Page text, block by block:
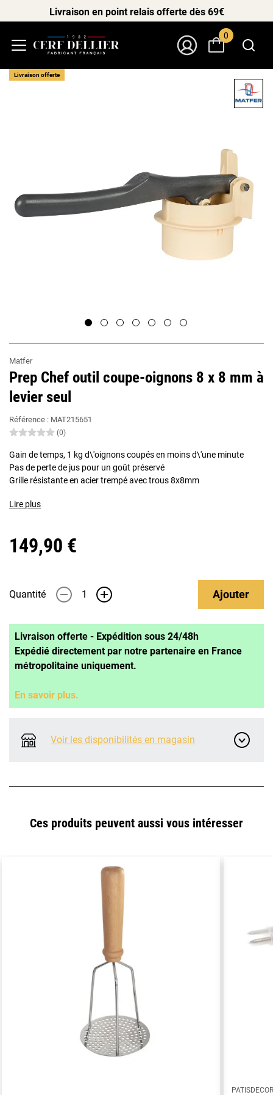
Livraison en point relais offerte dès 69€
0
Matfer
Prep Chef outil coupe-oignons 8 x 8 mm à
levier seul
Référence : MAT215651
(0)
Gain de temps, 1 kg d\'oignons coupés en moins d\'une minute
Pas de perte de jus pour un goût préservé
Grille résistante en acier trempé avec trous 8x8mm
Lire plus
149,90 €
Quantité - + Ajouter
Livraison offerte - Expédition sous 24/48h
Expédié directement par notre partenaire en France
métropolitaine uniquement.
En savoir plus.
Voir les disponibilités en magasin
Livraison offerte
Ces produits peuvent aussi vous intéresser